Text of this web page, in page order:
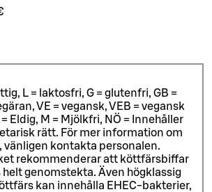
L = laktosfri, G = glutenfri, GB =
VE = vegansk, VEB = vegansk
Eldig, M = Mjölkfri, NÖ = Innehåller
rätt. För mer information om
vänligen kontakta personalen.
rekommenderar att köttfärsbiffar
genomstekta. Även högklassig
kan innehålla EHEC-bakterier,